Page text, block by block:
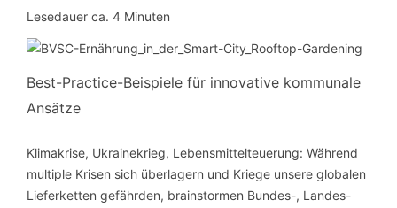
Lesedauer ca. 4 Minuten
Best-Practice-Beispiele für innovative kommunale
Ansätze
Klimakrise, Ukrainekrieg, Lebensmittelteuerung: Während
multiple Krisen sich überlagern und Kriege unsere globalen
Lieferketten gefährden, brainstormen Bundes-, Landes-